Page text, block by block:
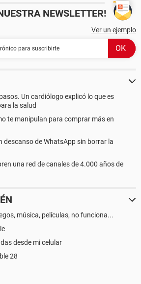
NEWSLETTER!
Ver un ejemplo
Un cardiólogo explicó lo que es
la salud
te manipulan para comprar más en
descanso de WhatsApp sin borrar la
una red de canales de 4.000 años de
música, películas, no funciona...
desde mi celular
28